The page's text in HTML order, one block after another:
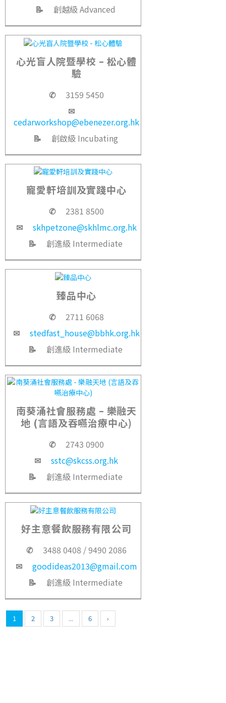
📝
創越級 Advanced
心光盲人院暨學校 – 松心體
驗
✆
3159 5450
✉
cedarworkshop@ebenezer.org.hk
📝
創啟級 Incubating
寵愛軒培訓及實踐中心
✆
2381 8500
✉
skhpetzone@skhlmc.org.hk
📝
創進級 Intermediate
臻品中心
✆
2711 6068
✉
stedfast_house@bbhk.org.hk
📝
創進級 Intermediate
南葵涌社會服務處 – 樂融天
地 (言語及吞嚥治療中心)
✆
2743 0900
✉
sstc@skcss.org.hk
📝
創進級 Intermediate
好主意餐飲服務有限公司
✆
3488 0408 / 9490 2086
✉
goodideas2013@gmail.com
📝
創進級 Intermediate
1 2 3 ... 6 ›